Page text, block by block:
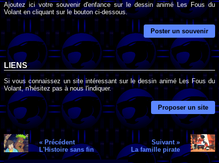
Ajoutez ici votre souvenir d'enfance sur le dessin animé Les Fous du
Volant en cliquant sur le bouton ci-dessous.
Poster un souvenir
LIENS
Si vous connaissez un site intéressant sur le dessin animé Les Fous du
Volant, n'hésitez pas à nous l'indiquer.
Proposer un site
« Précédent
L'Histoire sans fin
Suivant »
La famille pirate